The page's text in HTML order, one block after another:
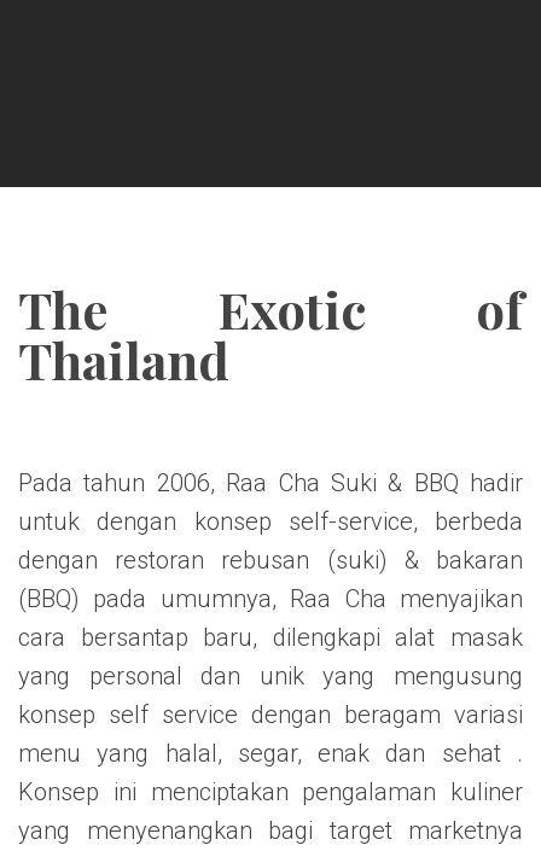
The Exotic of
Thailand
Pada tahun 2006, Raa Cha Suki & BBQ hadir
untuk dengan konsep self-service, berbeda
dengan restoran rebusan (suki) & bakaran
(BBQ) pada umumnya, Raa Cha menyajikan
cara bersantap baru, dilengkapi alat masak
yang personal dan unik yang mengusung
konsep self service dengan beragam variasi
menu yang halal, segar, enak dan sehat .
Konsep ini menciptakan pengalaman kuliner
yang menyenangkan bagi target marketnya